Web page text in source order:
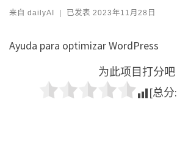
来自 dailyAI | 已发表 2023年11月28日
Ayuda para optimizar WordPress
为此项目打分吧
[总分: